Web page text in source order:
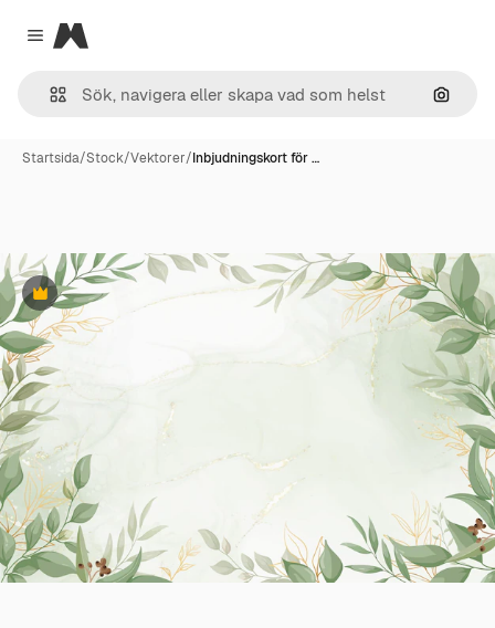
Close menu
Magnific
Sök
Startsida/Stock/Vektorer/Inbjudningskort för …
Premie